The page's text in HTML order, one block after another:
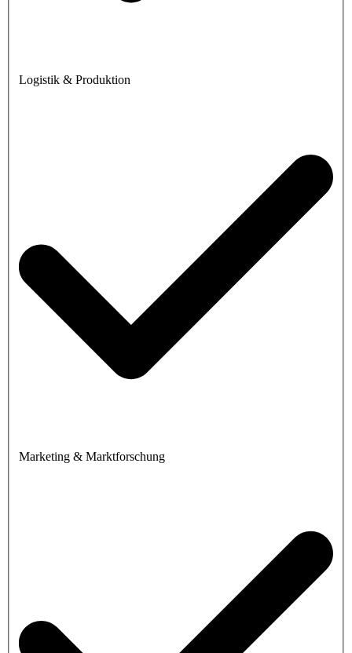
Logistik & Produktion
Marketing & Marktforschung